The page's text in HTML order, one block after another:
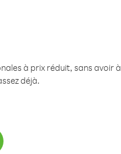
à prix réduit, sans avoir à
déjà.